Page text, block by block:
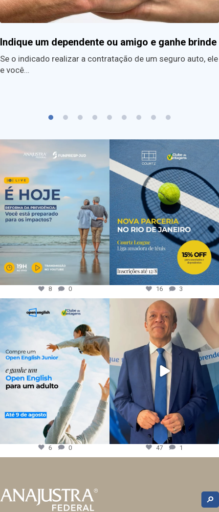
Indique um dependente ou amigo e ganhe brinde
Se o indicado realizar a contratação de um seguro auto, ele
e você…
8 0 16 3
6 0 47 1